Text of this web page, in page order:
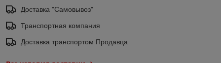
Доставка "Самовывоз"
Транспортная компания
Доставка транспортом Продавца